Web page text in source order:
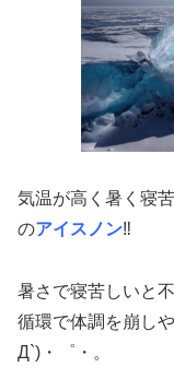
気温が高く暑く寝
のアイスノン‼
暑さで寝苦しいと
循環で体調を崩し
Д`)・゜・。